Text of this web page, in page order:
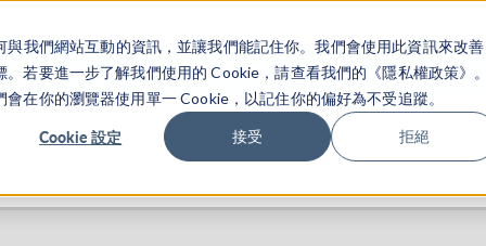
我們網站互動的資訊，並讓我們能記住你。我們會使用此資訊來改善
若要進一步了解我們使用的 Cookie，請查看我們的《隱私權政策》
在你的瀏覽器使用單一 Cookie，以記住你的偏好為不受追蹤。
Cookie 設定 接受 拒絕
产品 行业应用